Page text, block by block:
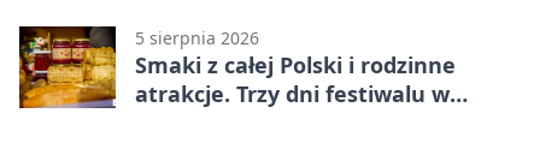
5 sierpnia 2026
Smaki z całej Polski i rodzinne
atrakcje. Trzy dni festiwalu w